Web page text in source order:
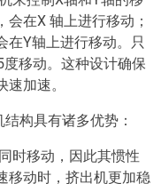
在X 轴上进行移动；
在Y轴上进行移动。只
移动。这种设计确保
加速。
构具有诸多优势：
时移动，因此其惯性
移动时，挤出机更加稳